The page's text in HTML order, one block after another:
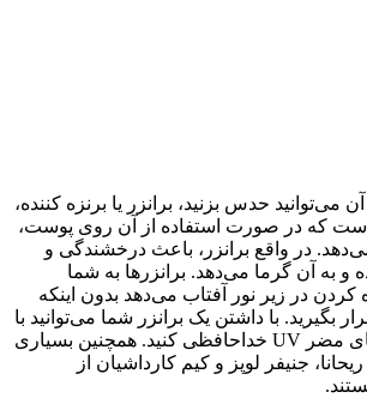
حدس بزنید، برانزر یا برنزه کننده،
که در صورت استفاده از آن روی پوست،
در واقع برانزر، باعث درخشندگی و
به آن گرما می‌دهد. برانزرها به شما
کردن در زیر نور آفتاب می‌دهد بدون اینکه
بگیرید. با داشتن یک برانزر شما می‌توانید با
سولاریوم‌ها و اشعه‌های مضر UV خداحافظی کنید. همچنین بسیاری
جنیفر لوپز و کیم کارداشیان از